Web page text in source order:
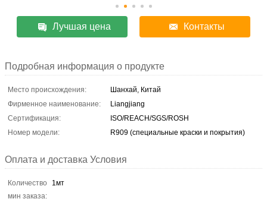
Лучшая цена Контакты
Подробная информация о продукте
Место происхождения:
Шанхай, Китай
Фирменное наименование:
Liangjiang
Сертификация:
ISO/REACH/SGS/ROSH
Номер модели:
R909 (специальные краски и покрытия)
Оплата и доставка Условия
Количество
мин заказа:
1мт